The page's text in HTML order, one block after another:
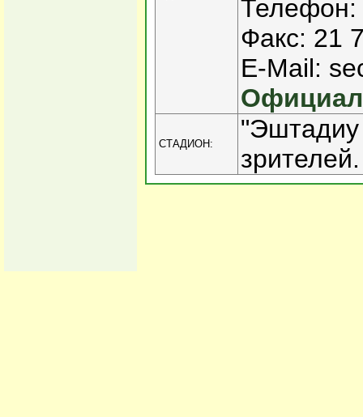
Телефон:
Факс: 21
E-Mail:
СТАДИОН:
зрителей.